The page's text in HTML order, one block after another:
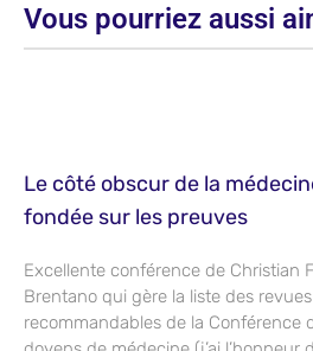
Vous pourriez aussi
Le côté obscur de la
fondée sur les preuves
Excellente conférence de Christian
Brentano qui gère la liste des revues
recommandables de la Conférence